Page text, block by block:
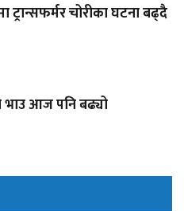
ट्रान्सफर्मर चोरीका घटना बढ्दै
भाउ आज पनि बढ्यो